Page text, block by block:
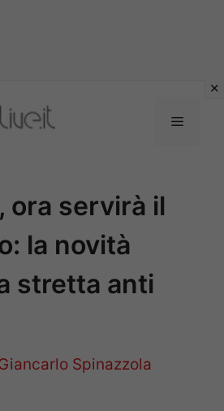
Menu
ora servirà il
la novità
stretta anti
Spinazzola